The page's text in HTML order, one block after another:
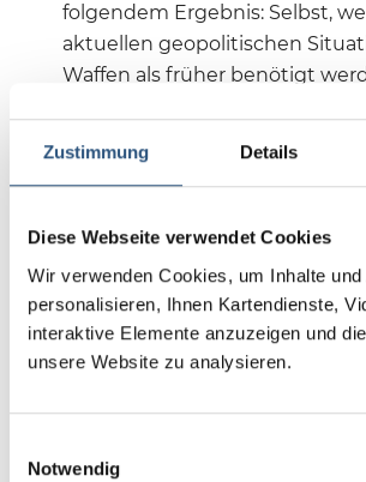
Zustimmung Details
Diese Webseite verwendet Cookies
Wir verwenden Cookies, um Inhalte
personalisieren, Ihnen Kartendienste,
interaktive Elemente anzuzeigen und
unsere Website zu analysieren.
Notwendig
folgendem Ergebnis: Selbst,
aktuellen geopolitischen
Waffen als früher benötigt
nicht nachhaltig. Für kirchliche
sind daher weiterhin
Zurück zur Übersicht